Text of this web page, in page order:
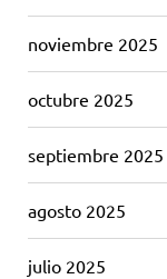
noviembre 2025
octubre 2025
septiembre 2025
agosto 2025
julio 2025